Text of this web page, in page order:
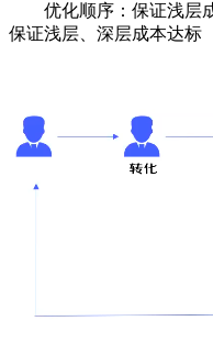
优化顺序：保证浅层
保证浅层、深层成本达标